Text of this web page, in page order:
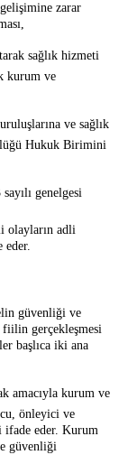
zarar
sağlık hizmeti
kurum ve
ve sağlık
Hukuk Birimini
genelgesi
olayların adli
eder.
güvenliği ve
fiilin gerçekleşmesi
başlıca iki ana
amacıyla kurum ve
önleyici ve
ifade eder. Kurum
güvenliği